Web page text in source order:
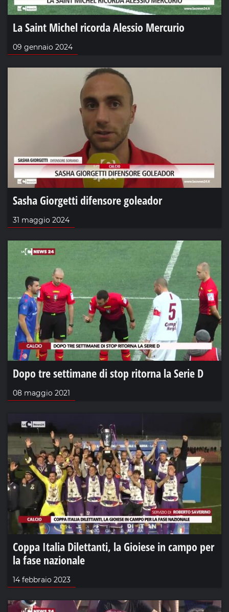
La Saint Michel ricorda Alessio Mercurio
09 gennaio 2024
Sasha Giorgetti difensore goleador
31 maggio 2024
Dopo tre settimane di stop ritorna la Serie D
08 maggio 2021
Coppa Italia Dilettanti, la Gioiese in campo per
la fase nazionale
14 febbraio 2023